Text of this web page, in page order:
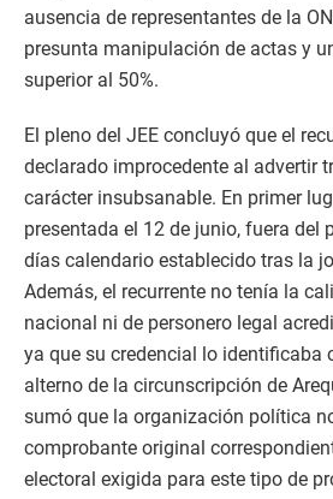
ausencia de representantes de la
presunta manipulación de actas y
superior al 50%.
El pleno del JEE concluyó que el
declarado improcedente al advertir
carácter insubsanable. En primer
presentada el 12 de junio, fuera del
días calendario establecido tras la
Además, el recurrente no tenía la
nacional ni de personero legal
ya que su credencial lo identificaba
alterno de la circunscripción de
sumó que la organización política
comprobante original
electoral exigida para este tipo de